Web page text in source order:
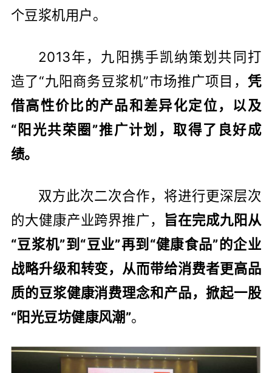
个豆浆机用户。
2013年，九阳携手凯纳策划共同打
造了“九阳商务豆浆机”市场推广项目， 凭
借高性价比的产品和差异化定位，以及
“阳光共荣圈”推广计划，取得了良好成
绩。
双方此次二次合作，将进行更深层次
的大健康产业跨界推广，
旨在完成九阳从
“豆浆机”到“豆业”再到“健康食品”的企业
战略升级和转变，从而带给消费者更高品
质的豆浆健康消费理念和产品，掀起一股
“阳光豆坊健康风潮”。